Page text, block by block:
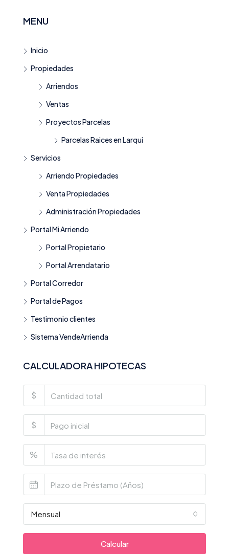
MENU
Inicio
Propiedades
Arriendos
Ventas
Proyectos Parcelas
Parcelas Raices en Larqui
Servicios
Arriendo Propiedades
Venta Propiedades
Administración Propiedades
Portal Mi Arriendo
Portal Propietario
Portal Arrendatario
Portal Corredor
Portal de Pagos
Testimonio clientes
Sistema VendeArrienda
CALCULADORA HIPOTECAS
$
$
%
Mensual
Calcular